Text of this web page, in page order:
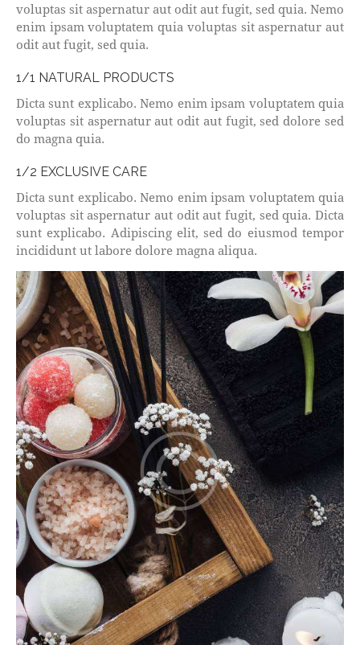
voluptas sit aspernatur aut odit aut fugit, sed quia. Nemo
enim ipsam voluptatem quia voluptas sit aspernatur aut
odit aut fugit, sed quia.
1/1 NATURAL PRODUCTS
Dicta sunt explicabo. Nemo enim ipsam voluptatem quia
voluptas sit aspernatur aut odit aut fugit, sed dolore sed
do magna quia.
1/2 EXCLUSIVE CARE
Dicta sunt explicabo. Nemo enim ipsam voluptatem quia
voluptas sit aspernatur aut odit aut fugit, sed quia. Dicta
sunt explicabo. Adipiscing elit, sed do eiusmod tempor
incididunt ut labore dolore magna aliqua.